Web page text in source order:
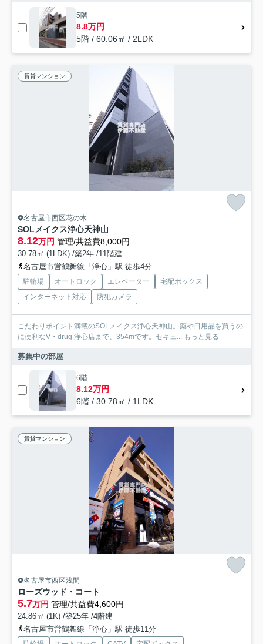
5階
8.8万円
5階 / 60.06㎡ / 2LDK
賃貸マンション
名古屋市西区花の木
SOLメイクス浄心天神山
8.12万円 管理/共益費8,000円
30.78㎡ (1LDK) /築2年 /11階建
名古屋市営鶴舞線「浄心」駅 徒歩4分
駐輪場 オートロック エレベーター
宅配ボックス
インターネット対応
防犯カメラ
こだわりポイント満載のSOLメイクス浄心天神山。薬や日用品を買うの
に便利なV・drug 浄心店まで、354mです。セキュ... もっと見る
募集中の部屋
6階
8.12万円
6階 / 30.78㎡ / 1LDK
賃貸マンション
名古屋市西区浅間
ローズウッド・コート
5.7万円 管理/共益費4,600円
24.86㎡ (1K) /築25年 /4階建
名古屋市営鶴舞線「浄心」駅 徒歩11分